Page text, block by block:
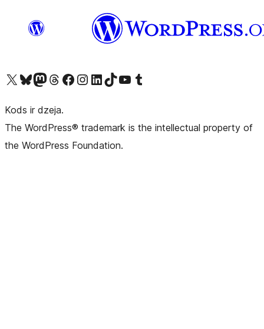
Apmeklējiet mūsu X (agrāk Twitter) kontu
Apmeklējiet mūsu Bluesky kontu
Apmeklējiet mūsu Mastodon kontu
Apmeklējiet mūsu Threads kontu
Apmeklējiet mūsu Facebook lapuApmeklējiet mūsu Instagram kontu
Apmeklējiet mūsu LinkedIn kontu
Apmeklējiet mūsu TikTok kontu
Apmeklējiet mūsu YouTube kanālu
Apmeklējiet mūsu Tumblr kontu
Kods ir dzeja.
The WordPress® trademark is the intellectual property of
the WordPress Foundation.